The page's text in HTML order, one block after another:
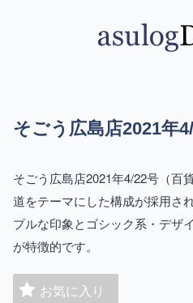
そごう広島店2021年
そごう広島店2021年4/22号（百
道をテーマにした構成が採用さ
プルな印象とゴシック系・デザ
が特徴的です。
お気に入り